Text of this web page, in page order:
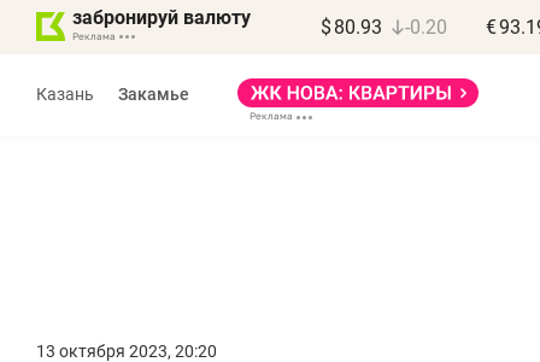
забронируй валюту $ 80.93 -0.20 €
Казань Закамье
13 октября 2023, 20:20